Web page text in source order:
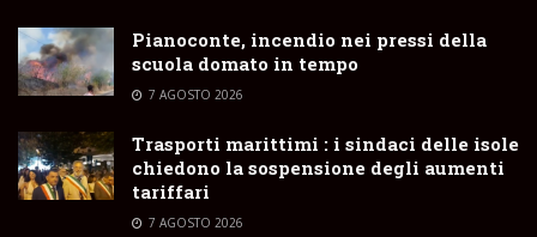
Pianoconte, incendio nei pressi della
scuola domato in tempo
7 AGOSTO 2026
Trasporti marittimi : i sindaci delle isole
chiedono la sospensione degli aumenti
tariffari
7 AGOSTO 2026